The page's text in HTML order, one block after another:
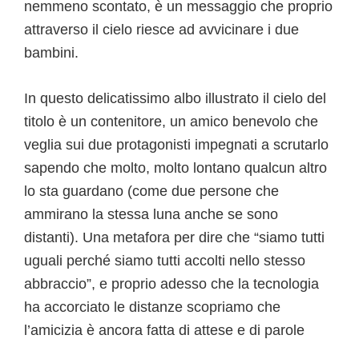
nemmeno scontato, è un messaggio che proprio
attraverso il cielo riesce ad avvicinare i due
bambini.
In questo delicatissimo albo illustrato il cielo del
titolo è un contenitore, un amico benevolo che
veglia sui due protagonisti impegnati a scrutarlo
sapendo che molto, molto lontano qualcun altro
lo sta guardano (come due persone che
ammirano la stessa luna anche se sono
distanti). Una metafora per dire che “siamo tutti
uguali perché siamo tutti accolti nello stesso
abbraccio”, e proprio adesso che la tecnologia
ha accorciato le distanze scopriamo che
l’amicizia è ancora fatta di attese e di parole